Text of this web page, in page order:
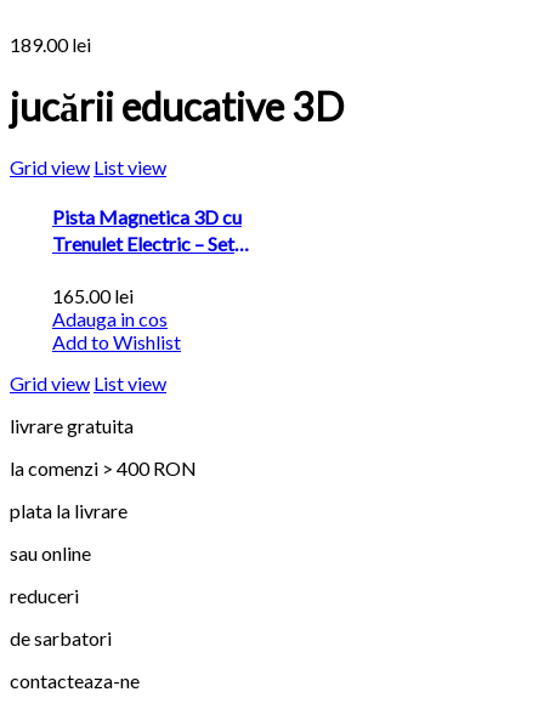
189.00lei
jucării educative 3D
Grid view List view
Pista Magnetica 3D cu
Trenulet Electric – Set
165.00lei
Adauga in cos
Add to Wishlist
Grid view List view
livrare gratuita
la comenzi > 400 RON
plata la livrare
sau online
reduceri
de sarbatori
contacteaza-ne